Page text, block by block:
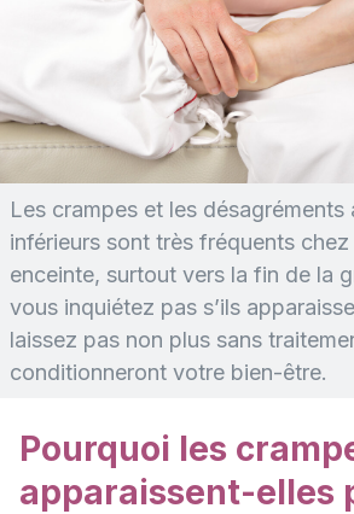
Les crampes et les désagréments
inférieurs sont très fréquents chez
enceinte, surtout vers la fin de la
vous inquiétez pas s’ils
laissez pas non plus sans
conditionneront votre bien-être.
Pourquoi les
apparaissent-elles